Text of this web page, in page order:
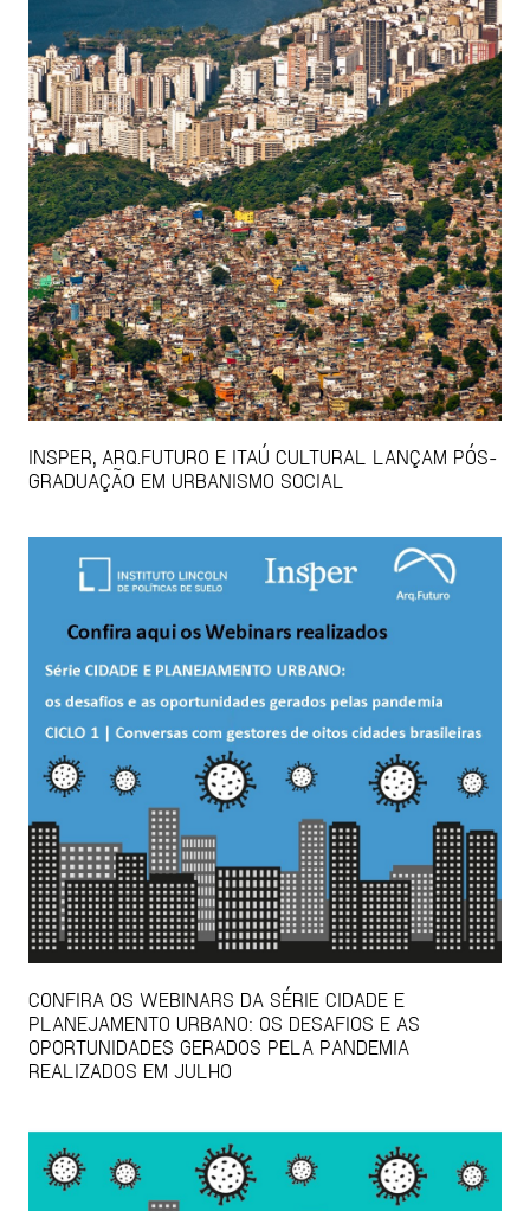
INSPER, ARQ.FUTURO E ITAÚ CULTURAL LANÇAM PÓS-
GRADUAÇÃO EM URBANISMO SOCIAL
CONFIRA OS WEBINARS DA SÉRIE CIDADE E
PLANEJAMENTO URBANO: OS DESAFIOS E AS
OPORTUNIDADES GERADOS PELA PANDEMIA
REALIZADOS EM JULHO